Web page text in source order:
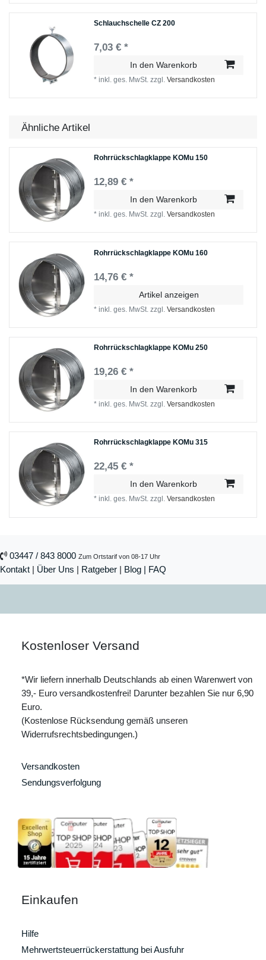
Schlauchschelle СZ 200
7,03 € *
In den Warenkorb
*inkl. ges. MwSt. zzgl.Versandkosten
Ähnliche Artikel
Rohrrückschlagklappe KOMu 150
12,89 € *
In den Warenkorb
*inkl. ges. MwSt. zzgl.Versandkosten
Rohrrückschlagklappe KOMu 160
14,76 € *
Artikel anzeigen
*inkl. ges. MwSt. zzgl.Versandkosten
Rohrrückschlagklappe KOMu 250
19,26 € *
In den Warenkorb
*inkl. ges. MwSt. zzgl.Versandkosten
Rohrrückschlagklappe KOMu 315
22,45 € *
In den Warenkorb
*inkl. ges. MwSt. zzgl.Versandkosten
03447 / 843 8000 Zum Ortstarif von 08-17 Uhr
Kontakt | Über Uns | Ratgeber | Blog | FAQ
Kostenloser Versand
*Wir liefern innerhalb Deutschlands ab einen Warenwert von
39,- Euro versandkostenfrei! Darunter bezahlen Sie nur 6,90
Euro.
(Kostenlose Rücksendung gemäß unseren
Widerrufsrechtsbedingungen.)
Versandkosten
Sendungsverfolgung
Einkaufen
Hilfe
Mehrwertsteuerrückerstattung bei Ausfuhr